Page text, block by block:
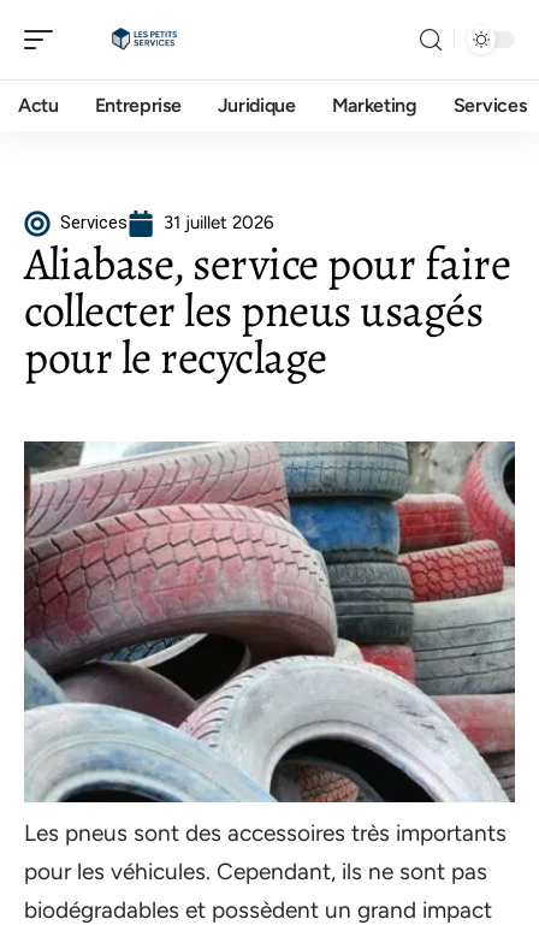
Actu Entreprise Juridique Marketing Services
Services 31 juillet 2026
Aliabase, service pour faire
collecter les pneus usagés
pour le recyclage
Les pneus sont des accessoires très importants
pour les véhicules. Cependant, ils ne sont pas
biodégradables et possèdent un grand impact